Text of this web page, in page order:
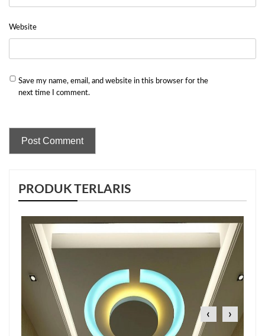
Website
Save my name, email, and website in this browser for the
next time I comment.
PRODUK TERLARIS
‹ ›